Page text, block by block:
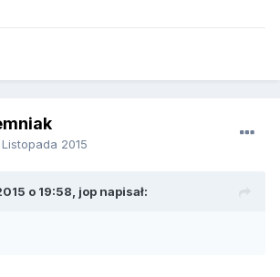
2015
o 19:58, jop napisał: